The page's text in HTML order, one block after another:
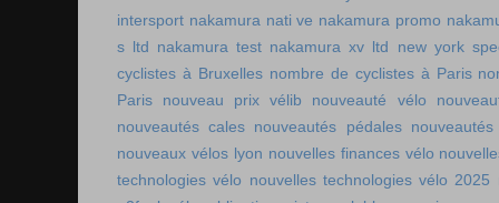
intersport nakamura nati ve nakamura promo
s ltd nakamura test nakamura xv ltd
new york
cyclistes à Bruxelles nombre de cyclistes à Paris
Paris
nouveau prix vélib nouveauté vélo
nouveautés cales nouveautés pédales
nouveaux vélos lyon nouvelles finances vélo
technologies vélo nouvelles technologies vélo 2025